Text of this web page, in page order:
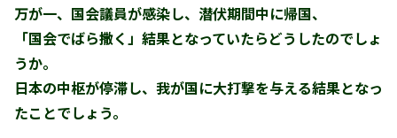
万が一、国会議員が感染し、潜伏期間中に帰国、
「国会でばら撒く」結果となっていたらどうしたのでしょ
うか。
日本の中枢が停滞し、我が国に大打撃を与える結果となっ
たことでしょう。